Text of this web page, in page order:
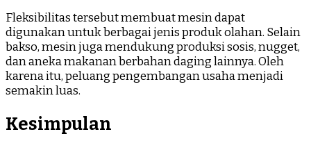
Fleksibilitas tersebut membuat mesin dapat
digunakan untuk berbagai jenis produk olahan. Selain
bakso, mesin juga mendukung produksi sosis, nugget,
dan aneka makanan berbahan daging lainnya. Oleh
karena itu, peluang pengembangan usaha menjadi
semakin luas.
Kesimpulan